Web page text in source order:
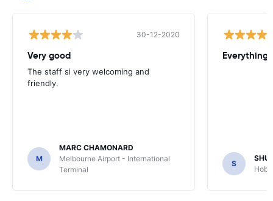
30-12-2020
Very good
The staff si very welcoming and
friendly.
M
MARC CHAMONARD
Melbourne Airport - International
Terminal
Everything
S